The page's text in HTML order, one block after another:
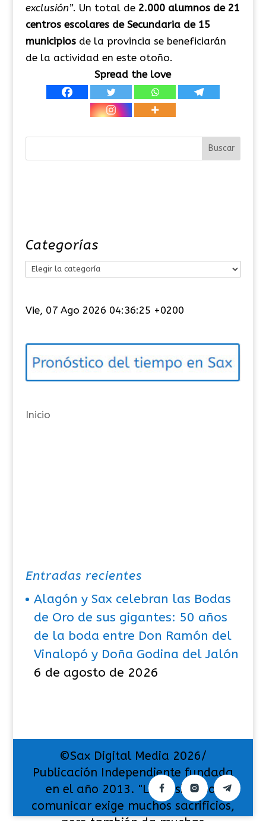
exclusión”. Un total de 2.000 alumnos de 21
centros escolares de Secundaria de 15
municipiosde la provincia se beneficiarán
de la actividad en este otoño.
Spread the love
Categorías
e
o
í
s
Vie, 07 Ago 2026 04:36:25 +0200
Inicio
Entradas recientes
Alagón y Sax celebran las Bodas
de Oro de sus gigantes: 50 años
de la boda entre Don Ramón del
Vinalopó y Doña Godina del Jalón
6 de agosto de 2026
©Sax Digital Media 2026/
Publicación Independiente fundada
en el año 2013. "La pasión por
comunicar exige muchos sacrificios,